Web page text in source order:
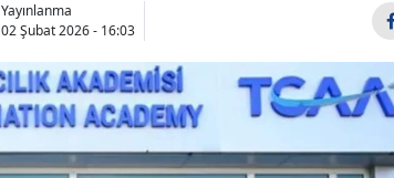
Yayınlanma
02 Şubat 2026 - 16:03